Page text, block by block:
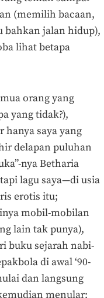
(memilih bacaan,
bahkan jalan hidup),
lihat betapa
orang yang
yang tidak?),
hanya saya yang
delapan puluhan
nya Betharia
lagu saya—di usia
erotis itu;
mobil-mobilan
lain tak punya),
buku sejarah nabi-
di awal ‘90-
dan langsung
menular;